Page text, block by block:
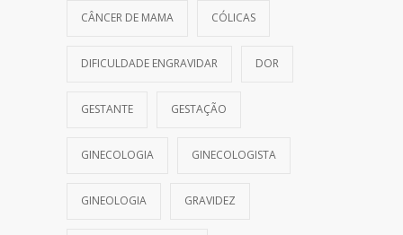
CÂNCER DE MAMA CÓLICAS
DIFICULDADE ENGRAVIDAR DOR
GESTANTE GESTAÇÃO
GINECOLOGIA GINECOLOGISTA
GINEOLOGIA GRAVIDEZ